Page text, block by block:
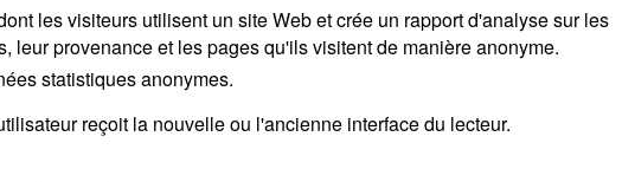
les visiteurs utilisent un site Web et crée un rapport d'analyse sur les
provenance et les pages qu'ils visitent de manière anonyme.
statistiques anonymes.
reçoit la nouvelle ou l'ancienne interface du lecteur.